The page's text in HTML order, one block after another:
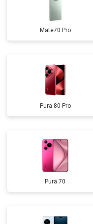
Mate70 Pro
Pura 80 Pro
Pura 70